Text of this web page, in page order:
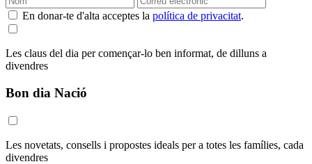
En donar-te d'alta acceptes la política de privacitat.
Les claus del dia per començar-lo ben informat, de dilluns a
divendres
Bon dia Nació
Les novetats, consells i propostes ideals per a totes les famílies, cada
divendres